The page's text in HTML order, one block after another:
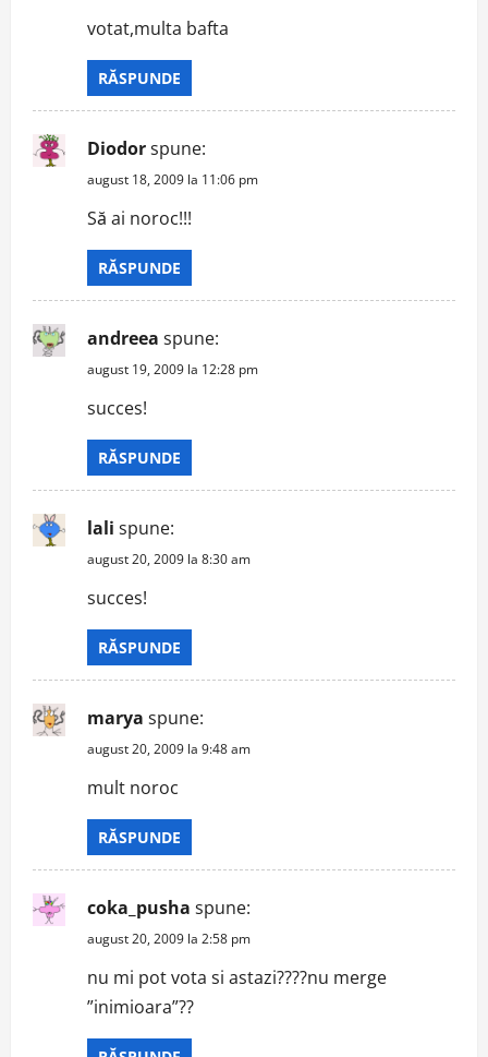
votat,multa bafta
RĂSPUNDE
Diodorspune:
august 18, 2009 la 11:06 pm
Să ai noroc!!!
RĂSPUNDE
andreea spune:
august 19, 2009 la 12:28 pm
succes!
RĂSPUNDE
lali spune:
august 20, 2009 la 8:30 am
succes!
RĂSPUNDE
marya spune:
august 20, 2009 la 9:48 am
mult noroc
RĂSPUNDE
coka_pusha spune:
august 20, 2009 la 2:58 pm
nu mi pot vota si astazi????nu merge
”inimioara”??